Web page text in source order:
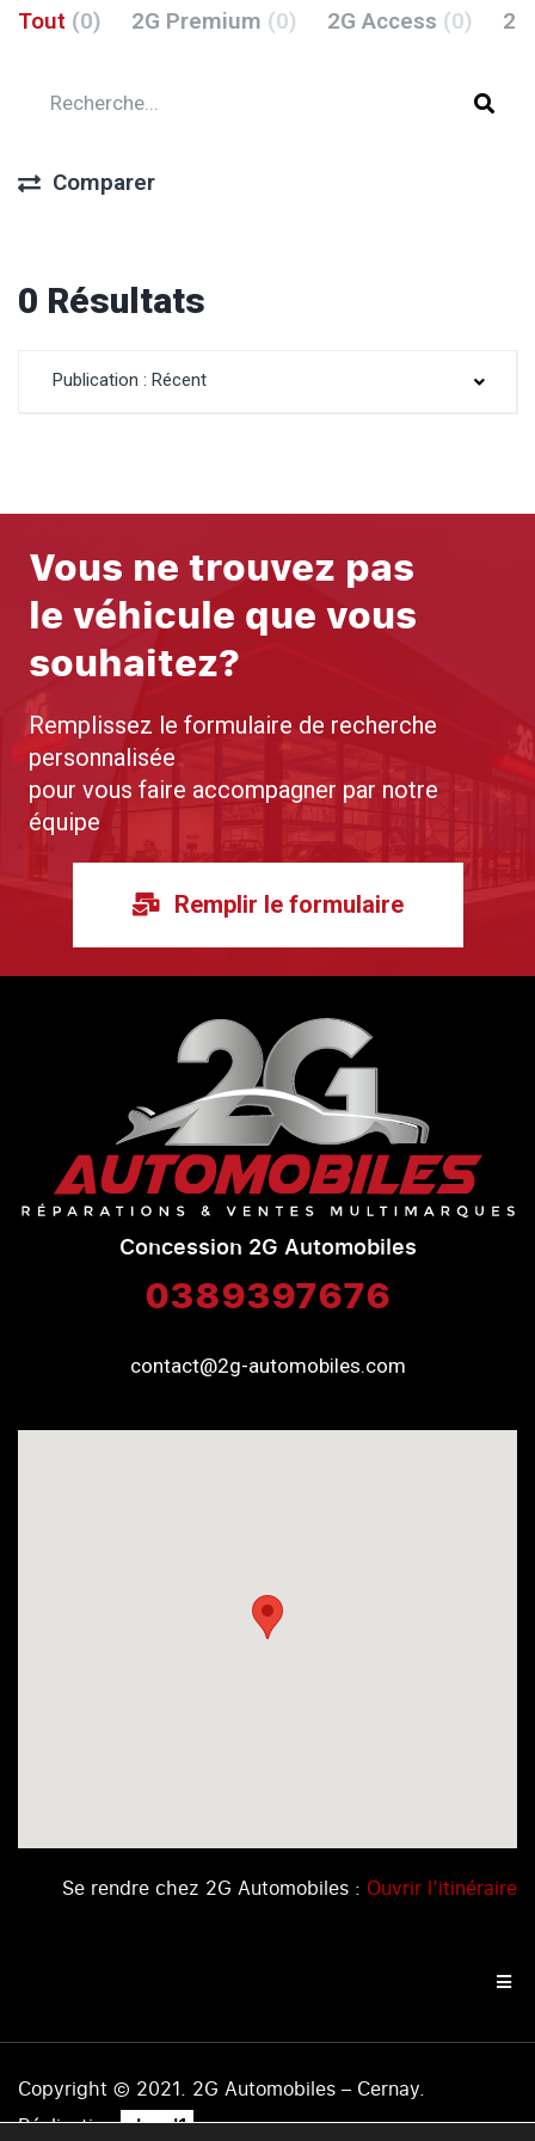
Tout (0) 2G Premium (0) 2G Access (0)
Comparer
0 Résultats
Publication : Récent
Vous ne trouvez pas
le véhicule que vous
souhaitez?
Remplissez le formulaire de recherche
personnalisée
pour vous faire accompagner par notre
équipe
Remplir le formulaire
Concession 2G Automobiles
0389397676
contact@2g-automobiles.com
Se rendre chez 2G Automobiles : Ouvrir l’itinéraire
Copyright © 2021. 2G Automobiles – Cernay.
Réalisation .level1